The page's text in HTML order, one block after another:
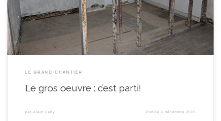
des travaux, notre consoeur l’EFT SECOS (Ghlin) a débuté les travaux de […]
LE GRAND CHANTIER
Le gros oeuvre : c’est parti!
par Alain Laby Publié3 décembre 2015